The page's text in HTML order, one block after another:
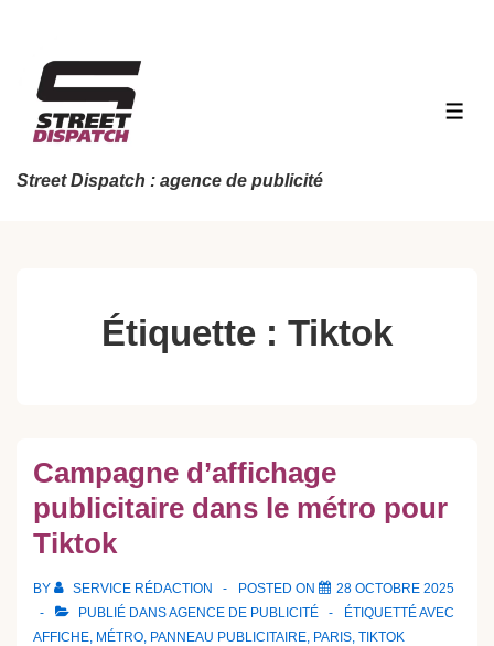
contenu
principal
Street Dispatch : agence de publicité
Étiquette : Tiktok
Campagne d’affichage
publicitaire dans le métro pour
Tiktok
BY SERVICE RÉDACTION POSTED ON
28 OCTOBRE 2025
PUBLIÉ DANSAGENCE DE PUBLICITÉ
ÉTIQUETTÉ AVEC
AFFICHE, MÉTRO, PANNEAU PUBLICITAIRE, PARIS, TIKTOK